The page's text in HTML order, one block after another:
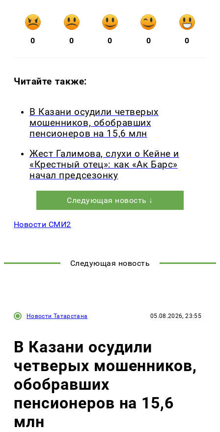
0 0 0 0 0
Читайте также:
В Казани осудили четверых
мошенников, обобравших
пенсионеров на 15,6 млн
Жест Галимова, слухи о Кейне и
«Крестный отец»: как «Ак Барс»
начал предсезонку
Следующая новость ↓
Новости СМИ2
Следующая новость
Новости Татарстана 05.08.2026, 23:55
В Казани осудили
четверых мошенников,
обобравших
пенсионеров на 15,6
млн